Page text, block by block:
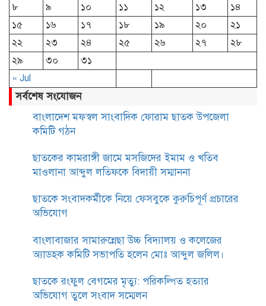
« Jul
৮
৯ ১০ ১১ ১২ ১৩
১৪
১৫
১৬ ১৭ ১৮ ১৯ ২০
২১
২২
২৩ ২৪ ২৫ ২৬ ২৭
২৮
২৯
৩০ ৩১
সর্বশেষ সংযোজন
বাংলাদেশ মফস্বল সাংবাদিক ফোরাম ছাতক উপজেলা
কমিটি গঠন
ছাতকের কামরাঙ্গী জামে মসজিদের ইমাম ও খতিব
মাওলানা আব্দুল লতিফকে বিদায়ী সম্মাননা
ছাতকে সংবাদকর্মীকে নিয়ে ফেসবুকে কুরুচিপূর্ণ প্রচারের
অভিযোগ
বাংলাবাজার সামারুন্নেছা উচ্চ বিদ্যালয় ও কলেজের
অ্যাডহক কমিটি সভাপতি হলেন মোঃ আব্দুল জলিল।
ছাতকে রংফুল বেগমের মৃত্যু: পরিকল্পিত হত্যার
অভিযোগ তুলে সংবাদ সম্মেলন